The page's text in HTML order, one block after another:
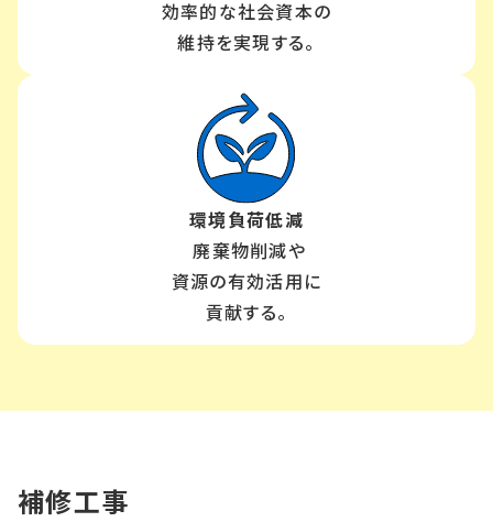
効率的な社会資本の
維持を実現する。
環境負荷低減
廃棄物削減や
資源の有効活用に
貢献する。
補修工事